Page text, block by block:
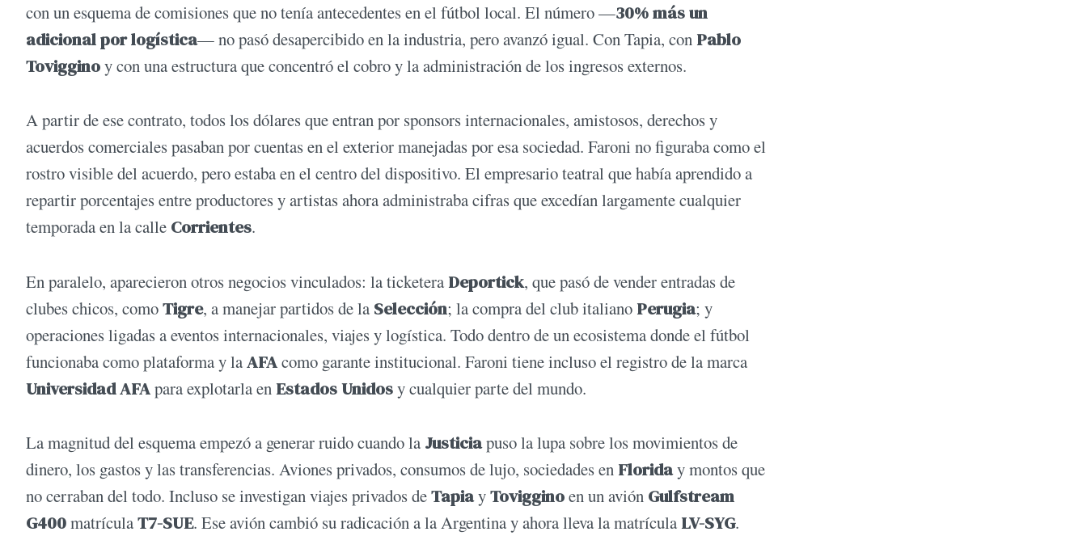
con un esquema de comisiones que no tenía antecedentes en el fútbol local. El número —30% más un
adicional por logística— no pasó desapercibido en la industria, pero avanzó igual. Con Tapia, con Pablo
Tovigginoy con una estructura que concentró el cobro y la administración de los ingresos externos.
A partir de ese contrato, todos los dólares que entran por sponsors internacionales, amistosos, derechos y
acuerdos comerciales pasaban por cuentas en el exterior manejadas por esa sociedad. Faroni no figuraba como el
rostro visible del acuerdo, pero estaba en el centro del dispositivo. El empresario teatral que había aprendido a
repartir porcentajes entre productores y artistas ahora administraba cifras que excedían largamente cualquier
temporada en la calle Corrientes.
En paralelo, aparecieron otros negocios vinculados: la ticketera Deportick, que pasó de vender entradas de
clubes chicos, comoTigre, a manejar partidos de la Selección; la compra del club italiano Perugia; y
operaciones ligadas a eventos internacionales, viajes y logística. Todo dentro de un ecosistema donde el fútbol
funcionaba como plataforma y laAFAcomo garante institucional. Faroni tiene incluso el registro de la marca
Universidad AFApara explotarla en Estados Unidosy cualquier parte del mundo.
La magnitud del esquema empezó a generar ruido cuando la Justiciapuso la lupa sobre los movimientos de
dinero, los gastos y las transferencias. Aviones privados, consumos de lujo, sociedades en Floriday montos que
no cerraban del todo. Incluso se investigan viajes privados deTapiayTovigginoen un avión Gulfstream
G400matrículaT7-SUE. Ese avión cambió su radicación a la Argentina y ahora lleva la matrícula LV-SYG.